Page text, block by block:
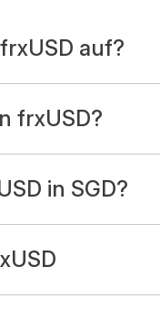
auf?
frxUSD?
in SGD?